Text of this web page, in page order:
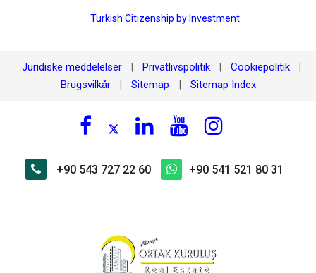
Turkish Citizenship by Investment
Juridiske meddelelser Privatlivspolitik Cookiepolitik
Brugsvilkår Sitemap Sitemap Index
+90 543 727 22 60 +90 541 521 80 31